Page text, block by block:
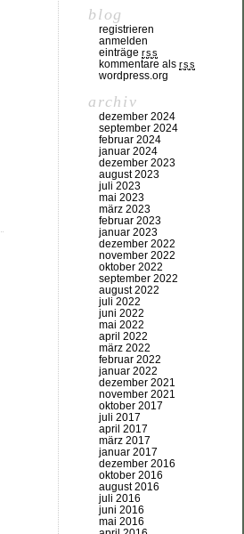
blog
registrieren
anmelden
einträge rss
kommentare als rss
wordpress.org
archiv
dezember 2024
september 2024
februar 2024
januar 2024
dezember 2023
august 2023
juli 2023
mai 2023
märz 2023
februar 2023
januar 2023
dezember 2022
november 2022
oktober 2022
september 2022
august 2022
juli 2022
juni 2022
mai 2022
april 2022
märz 2022
februar 2022
januar 2022
dezember 2021
november 2021
oktober 2017
juli 2017
april 2017
märz 2017
januar 2017
dezember 2016
oktober 2016
august 2016
juli 2016
juni 2016
mai 2016